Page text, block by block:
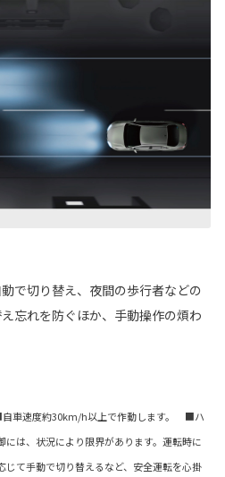
で切り替え、夜間の歩行者などの
忘れを防ぐほか、手動操作の煩わ
車速度約30km/h以上で作動します。 ■ハ
は、状況により限界があります。運転時に
じて手動で切り替えるなど、安全運転を心掛